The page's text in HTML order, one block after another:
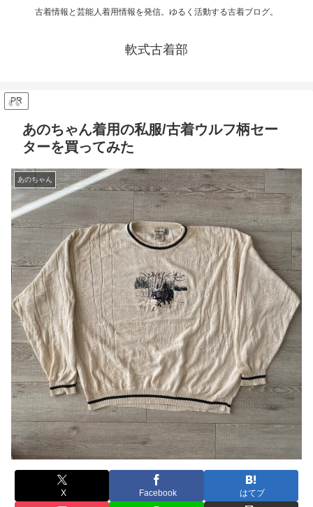
古着情報と芸能人着用情報を発信。ゆるく活動する古着ブログ。
軟式古着部
PR
あのちゃん着用の私服/古着ウルフ柄セー
ターを買ってみた
あのちゃん
X Facebook はてブ